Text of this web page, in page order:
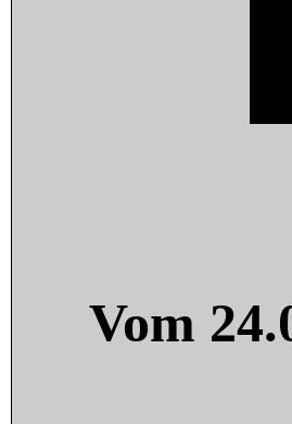
Vom